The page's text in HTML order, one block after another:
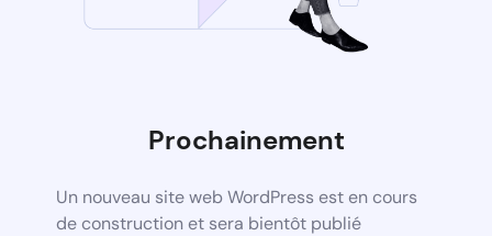
Prochainement
Un nouveau site web WordPress est en cours
de construction et sera bientôt publié